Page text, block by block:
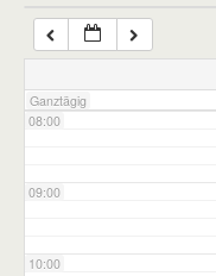
Ganztägig
07:00
08:00
09:00
10:00